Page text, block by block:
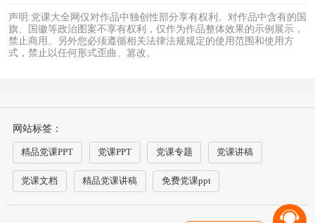
声明:党课大全网仅对作品中独创性部分享有权利。对作品中含有的国
旗、国徽等政治图案不享有权利，仅作为作品整体效果的示例展示，
禁止商用。另外您必须遵循相关法律法规规定的使用范围和使用方
式，禁止以任何形式歪曲、篡改。
网站标签：
精品党课PPT 党课PPT 党课专题 党课讲稿
党课文档 精品党课讲稿 免费党课ppt